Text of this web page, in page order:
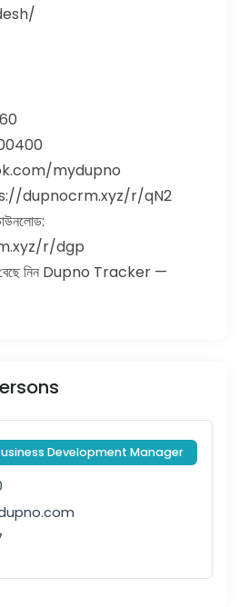
mydupno
dupnocrm.xyz/r/qN2
r/dgp
বেছে নিন Dupno Tracker —
Development Manager